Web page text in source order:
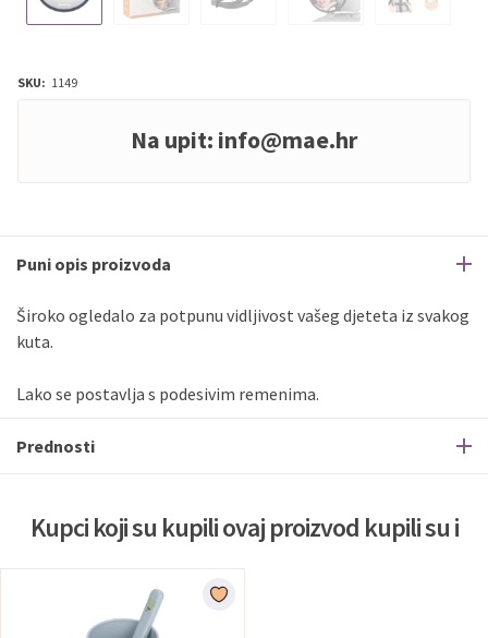
SKU: 1149
Na upit: info@mae.hr
Puni opis proizvoda
Široko ogledalo za potpunu vidljivost vašeg djeteta iz svakog
kuta.
Lako se postavlja s podesivim remenima.
Prednosti
Kupci koji su kupili ovaj proizvod kupili su i